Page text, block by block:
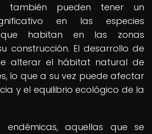
también pueden tener un
en las especies
que habitan en las zonas
construcción. El desarrollo de
alterar el hábitat natural de
lo que a su vez puede afectar
y el equilibrio ecológico de la
endémicas, aquellas que se